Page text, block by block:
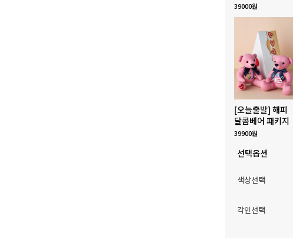
39000원
[오늘출발] 해피
달콤베어 패키지
39900원
선택옵션
색상선택
각인선택